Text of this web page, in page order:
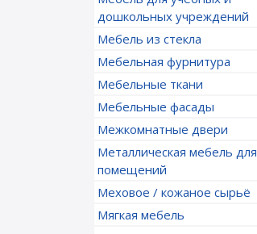
дошкольных учреждений
Мебель из стекла
Мебельная фурнитура
Мебельные ткани
Мебельные фасады
Межкомнатные двери
Металлическая мебель для
помещений
Меховое / кожаное сырьё
Мягкая мебель